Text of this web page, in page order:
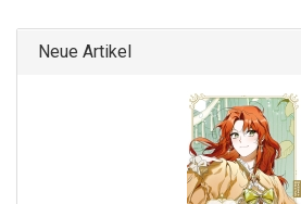
Neue Artikel